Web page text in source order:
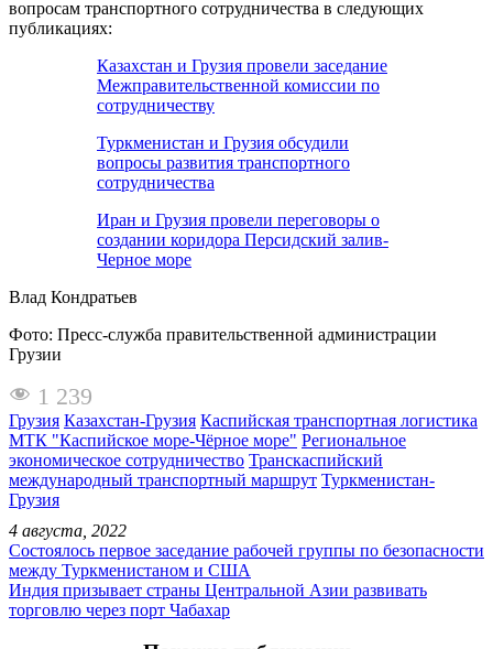
вопросам транспортного сотрудничества в следующих
публикациях:
Казахстан и Грузия провели заседание
Межправительственной комиссии по
сотрудничеству
Туркменистан и Грузия обсудили
вопросы развития транспортного
сотрудничества
Иран и Грузия провели переговоры о
создании коридора Персидский залив-
Черное море
Влад Кондратьев
Фото: Пресс-служба правительственной администрации
Грузии
1 239
Грузия Казахстан-Грузия Каспийская транспортная логистика
МТК "Каспийское море-Чёрное море" Региональное
экономическое сотрудничество Транскаспийский
международный транспортный маршрут Туркменистан-
Грузия
4 августа, 2022
Состоялось первое заседание рабочей группы по безопасности
между Туркменистаном и США
Индия призывает страны Центральной Азии развивать
торговлю через порт Чабахар